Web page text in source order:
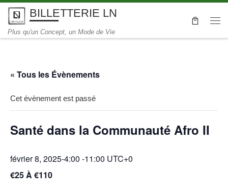
Skip to content
BILLETTERIE LN
Plus qu'un Concept, un Mode de Vie
« Tous les Évènements
Cet évènement est passé
Santé dans la Communauté Afro II
février 8, 2025-4:00 -11:00 UTC+0
€25 À €110